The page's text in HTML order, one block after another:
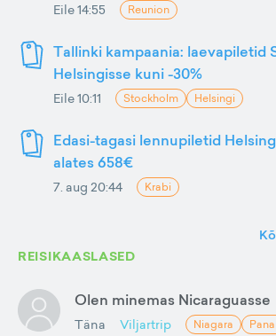
Eile 14:55 Reunion
Tallinki kampaania: laevapiletid
Helsingisse kuni -30%
Eile 10:11 Stockholm Helsingi
Edasi-tagasi lennupiletid
alates 658€
7. aug 20:44 Krabi
REISIKAASLASED
Olen minemas Nicaraguasse
Täna Viljartrip Niagara